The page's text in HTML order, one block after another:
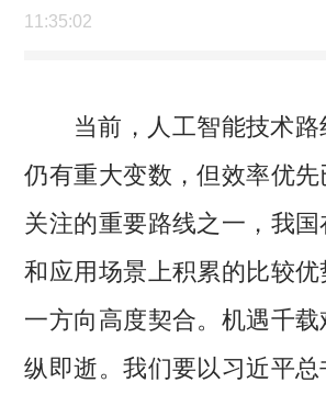
11:35:02
当前，人工智能技术路
仍有重大变数，但效率优
关注的重要路线之一，我
和应用场景上积累的比较
一方向高度契合。机遇千
纵即逝。我们要以习近平